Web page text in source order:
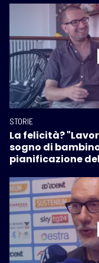
STORIE
La felicità?
sogno di
pianificazione del